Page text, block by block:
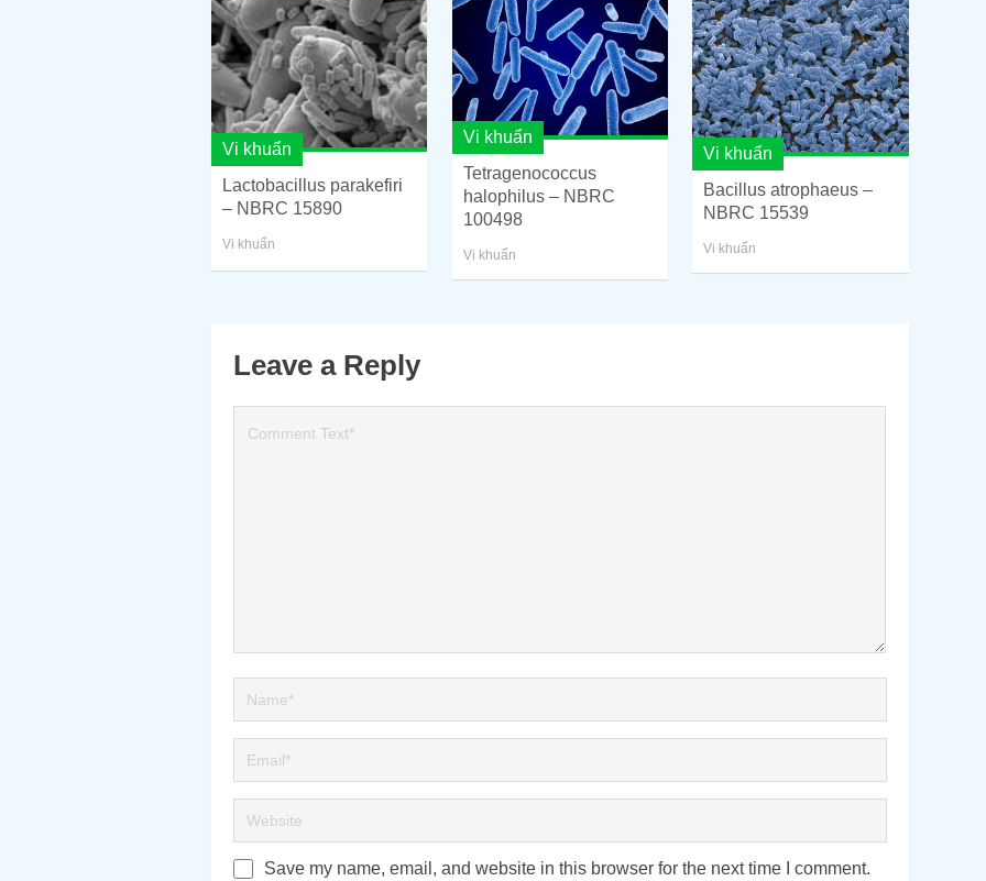
Vi khuẩn
Lactobacillus parakefiri
– NBRC 15890
Vi khuẩn
Vi khuẩn
Tetragenococcus
halophilus – NBRC
100498
Vi khuẩn
Vi khuẩn
Bacillus atrophaeus –
NBRC 15539
Vi khuẩn
Leave a Reply
Save my name, email, and website in this browser for the next time I comment.